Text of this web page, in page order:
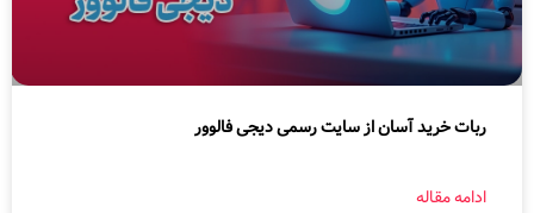
ربات خرید آسان از سایت رسمی دیجی فالوور
ادامه مقاله